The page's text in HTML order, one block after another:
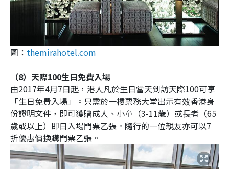
圖： themirahotel.com
（8）天際100生日免費入場
由2017年4月7日起，港人凡於生日當天到訪天際100可享
「生日免費入場」。只需於一樓票務大堂出示有效香港身
份證明文件，即可獲贈成人、小童（3-11歲）或長者（65
歲或以上）即日入場門票乙張。隨行的一位親友亦可以7
折優惠價換購門票乙張。